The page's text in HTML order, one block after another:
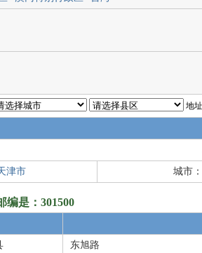
地
津市 城市：
编是：301500
东旭路